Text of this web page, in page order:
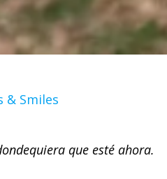
que esté ahora.